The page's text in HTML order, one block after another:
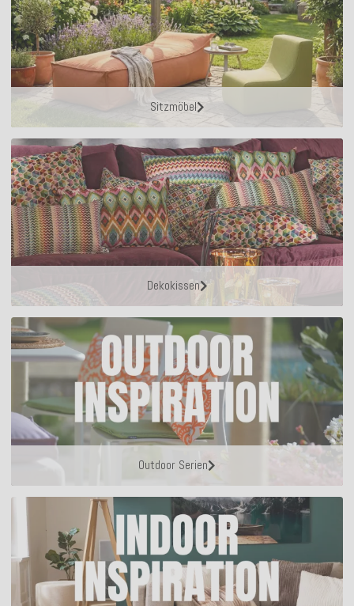
Sitzmöbel
Dekokissen
Outdoor Serien